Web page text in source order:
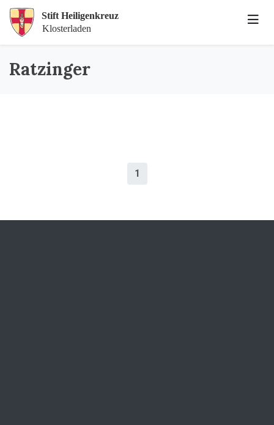
Ratzinger
1